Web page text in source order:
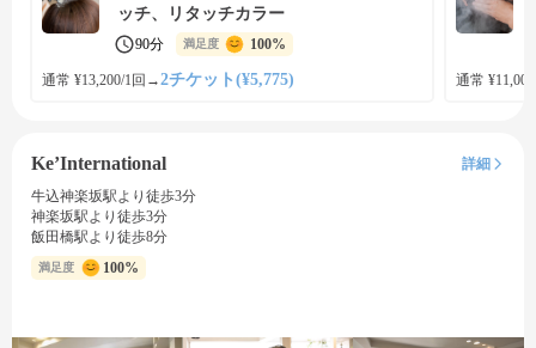
ッチ、リタッチカラー
90分 満足度 100%
通常 ¥13,200/1回 →2チケット(¥5,775) 通常
Ke’International
詳細
牛込神楽坂駅より徒歩3分
神楽坂駅より徒歩3分
飯田橋駅より徒歩8分
満足度 100%